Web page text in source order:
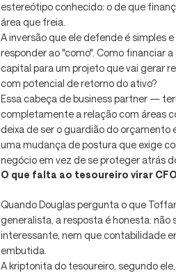
estereótipo conhecido: o de que
área que freia.
A inversão que ele defende é simples
responder ao "como". Como financiar
capital para um projeto que vai gerar
com potencial de retorno do ativo?
Essa cabeça de business partner —
completamente a relação com áreas
deixa de ser o guardião do
uma mudança de postura que exige
negócio em vez de se proteger atrás
O que falta ao tesoureiro virar CFO
Quando Douglas pergunta o que
generalista, a resposta é honesta:
interessante, nem que contabilidade
embutida.
A kriptonita do tesoureiro, segundo